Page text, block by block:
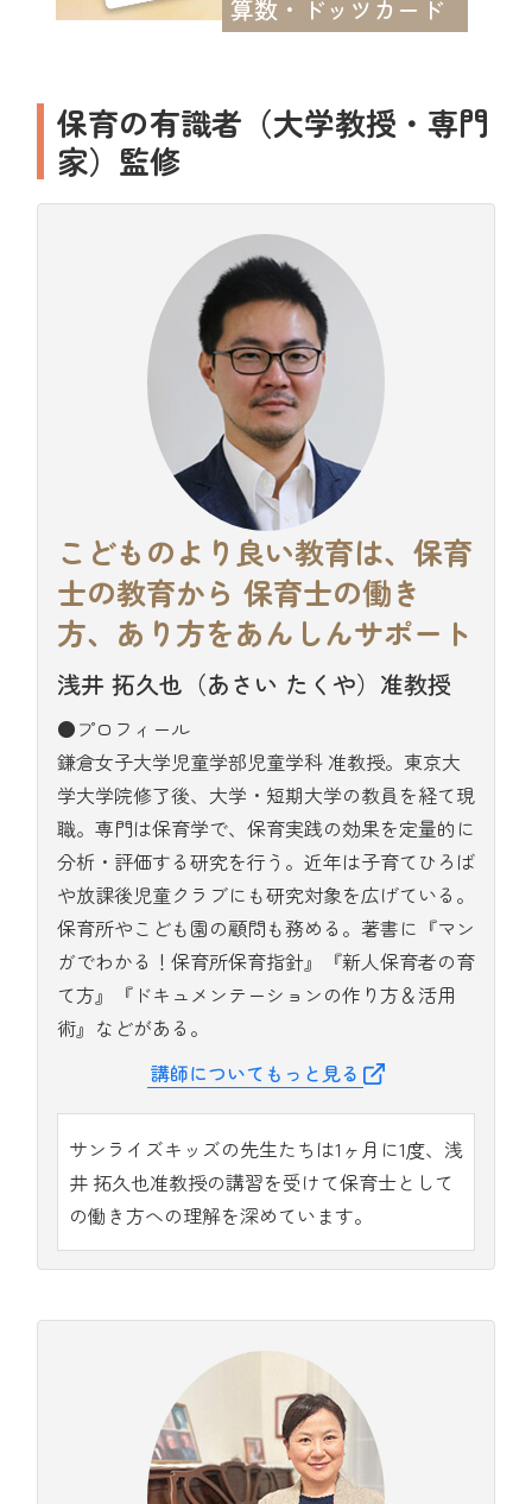
算数・ドッツカード
保育の有識者（大学教授・専門
家）監修
こどものより良い教育は、保育
士の教育から 保育士の働き
方、あり方をあんしんサポート
浅井 拓久也（あさい たくや）准教授
●プロフィール
鎌倉女子大学児童学部児童学科 准教授。東京大
学大学院修了後、大学・短期大学の教員を経て現
職。専門は保育学で、保育実践の効果を定量的に
分析・評価する研究を行う。近年は子育てひろば
や放課後児童クラブにも研究対象を広げている。
保育所やこども園の顧問も務める。著書に『マン
ガでわかる！保育所保育指針』『新人保育者の育
て方』『ドキュメンテーションの作り方＆活用
術』などがある。
講師についてもっと見る
サンライズキッズの先生たちは1ヶ月に1度、浅
井 拓久也准教授の講習を受けて保育士として
の働き方への理解を深めています。